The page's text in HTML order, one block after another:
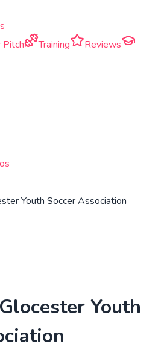
Pitch Training
Reviews
Youth Soccer Association
Youth